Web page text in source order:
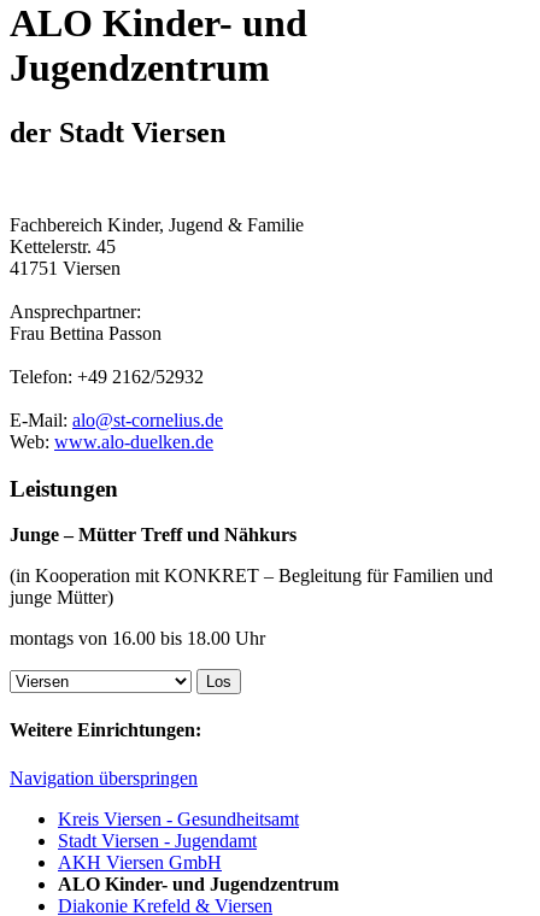
ALO Kinder- und
Jugendzentrum
der Stadt Viersen
Fachbereich Kinder, Jugend & Familie
Kettelerstr. 45
41751 Viersen
Ansprechpartner:
Frau Bettina Passon
Telefon: +49 2162/52932
E-Mail: alo@st-cornelius.de
Web: www.alo-duelken.de
Leistungen
Junge – Mütter Treff und Nähkurs
(in Kooperation mit KONKRET – Begleitung für Familien und
junge Mütter)
montags von 16.00 bis 18.00 Uhr
Weitere Einrichtungen:
Navigation überspringen
Kreis Viersen - Gesundheitsamt
Stadt Viersen - Jugendamt
AKH Viersen GmbH
ALO Kinder- und Jugendzentrum
Diakonie Krefeld & Viersen